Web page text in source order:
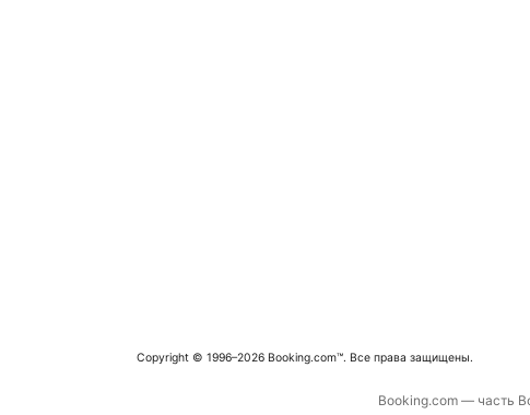
Copyright © 1996–2026 Booking.com™. Все права защищены.
Booking.com — часть